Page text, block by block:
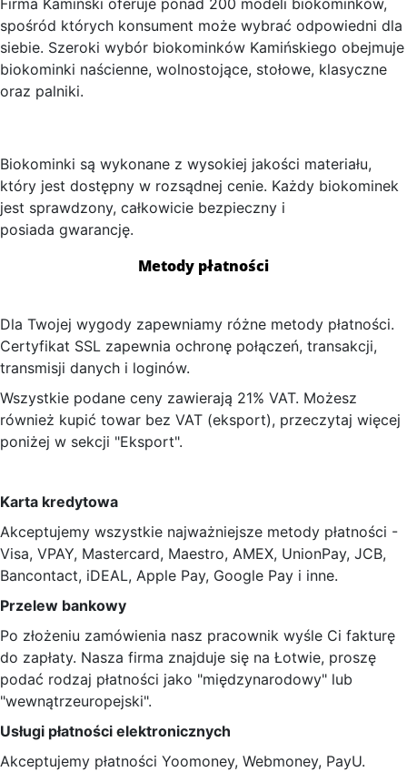
Firma Kamiński oferuje ponad 200 modeli biokominków,
spośród których konsument może wybrać odpowiedni dla
siebie. Szeroki wybór biokominków Kamińskiego obejmuje
biokominki naścienne, wolnostojące, stołowe, klasyczne
oraz palniki.
Biokominki są wykonane z wysokiej jakości materiału,
który jest dostępny w rozsądnej cenie. Każdy biokominek
jest sprawdzony, całkowicie bezpieczny i
posiada gwarancję.
Metody płatności
Dla Twojej wygody zapewniamy różne metody płatności.
Certyfikat SSL zapewnia ochronę połączeń, transakcji,
transmisji danych i loginów.
Wszystkie podane ceny zawierają 21% VAT. Możesz
również kupić towar bez VAT (eksport), przeczytaj więcej
poniżej w sekcji "Eksport".
Karta kredytowa
Akceptujemy wszystkie najważniejsze metody płatności -
Visa, VPAY, Mastercard, Maestro, AMEX, UnionPay, JCB,
Bancontact, iDEAL, Apple Pay, Google Pay i inne.
Przelew bankowy
Po złożeniu zamówienia nasz pracownik wyśle Ci fakturę
do zapłaty. Nasza firma znajduje się na Łotwie, proszę
podać rodzaj płatności jako "międzynarodowy" lub
"wewnątrzeuropejski".
Usługi płatności elektronicznych
Akceptujemy płatności Yoomoney, Webmoney, PayU.